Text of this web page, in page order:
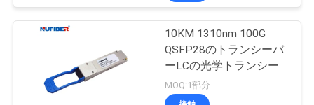
10KM 1310nm 100G
QSFP28のトランシーバ
ーLCの光学トランシー
バーQSFP28-100G-LR4
MOQ:1部分